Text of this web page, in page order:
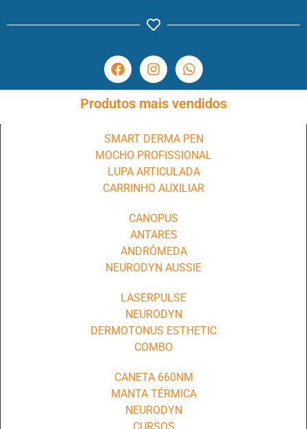
Produtos mais vendidos
SMART DERMA PEN
MOCHO PROFISSIONAL
LUPA ARTICULADA
CARRINHO AUXILIAR
CANOPUS
ANTARES
ANDRÔMEDA
NEURODYN AUSSIE
LASERPULSE
NEURODYN
DERMOTONUS ESTHETIC
COMBO
CANETA 660NM
MANTA TÉRMICA
NEURODYN